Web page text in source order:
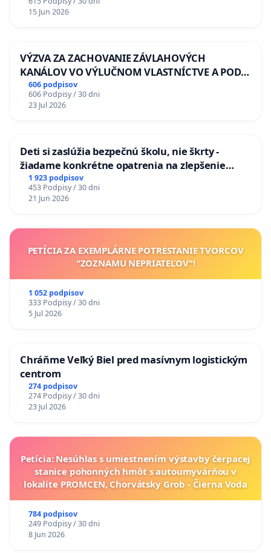
15 Jun 2026
VÝZVA ZA ZACHOVANIE ZÁVLAHOVÝCH
KANÁLOV VO VÝLUČNOM VLASTNÍCTVE A POD
KONTROLOU SLOVENSKEJ REPUBLIKY & žiadosť
na riešenie zanedbaného stavu závlahových a
odvodňovacích kanálov na Slovensku
606 podpisov
606 Podpisy / 30 dni
23 Jul 2026
Deti si zaslúžia bezpečnú školu, nie škrty -
žiadame konkrétne opatrenia na zlepšenie
situácie v školstve
1 923 podpisov
453 Podpisy / 30 dni
21 Jun 2026
PETÍCIA ZA EXEMPLÁRNE POTRESTANIE TVORCOV
"ZOZNAMU NEPRIATEĽOV"!
1 052 podpisov
333 Podpisy / 30 dni
5 Jul 2026
Chráňme Veľký Biel pred masívnym logistickým
centrom
274 podpisov
274 Podpisy / 30 dni
23 Jul 2026
Petícia: Nesúhlas s umiestnením výstavby čerpacej
stanice pohonných hmôt s autoumyvárňou v
lokalite PROMCEN, Chorvátsky Grob - Čierna Voda
784 podpisov
249 Podpisy / 30 dni
8 Jun 2026